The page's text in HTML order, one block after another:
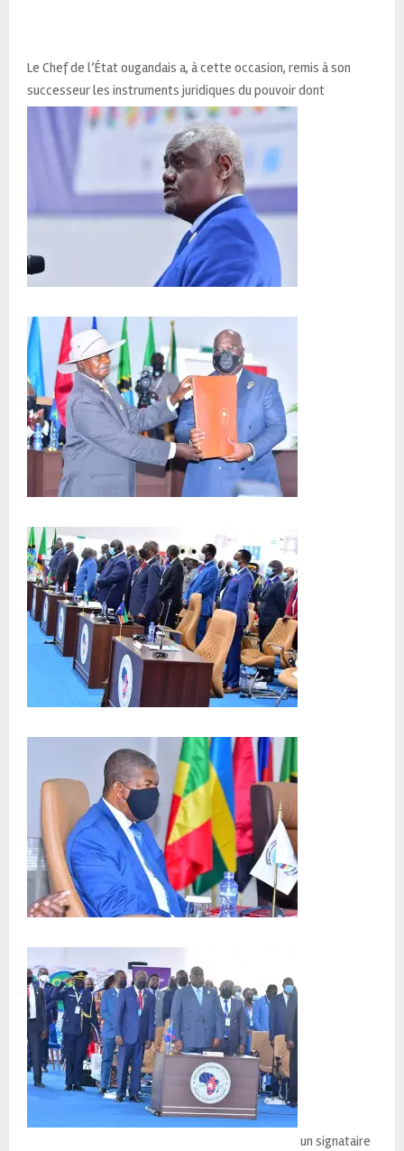
Le Chef de l’État ougandais a, à cette occasion, remis à son
successeur les instruments juridiques du pouvoir dont
un signataire